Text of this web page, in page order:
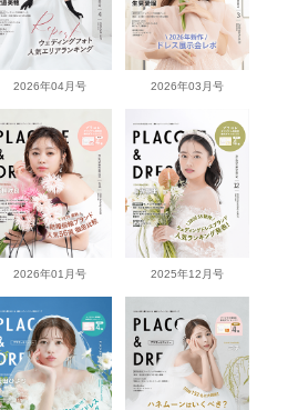
2026年04月号 2026年03月号
2026年01月号 2025年12月号